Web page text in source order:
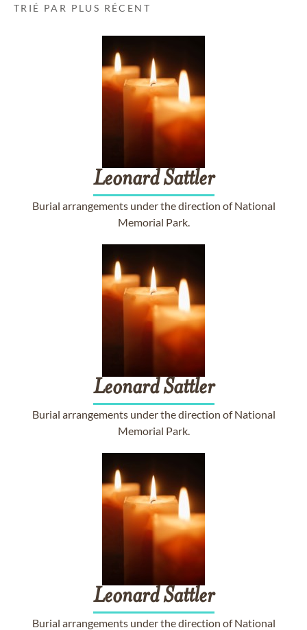
TRIÉ PAR PLUS RÉCENT
Leonard Sattler
Burial arrangements under the direction of National
Memorial Park.
Leonard Sattler
Burial arrangements under the direction of National
Memorial Park.
Leonard Sattler
Burial arrangements under the direction of National